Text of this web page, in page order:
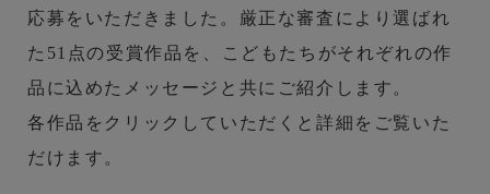
応募をいただきました。厳正な審査により選ばれ
た51点の受賞作品を、こどもたちがそれぞれの作
品に込めたメッセージと共にご紹介します。
各作品をクリックしていただくと詳細をご覧いた
だけます。